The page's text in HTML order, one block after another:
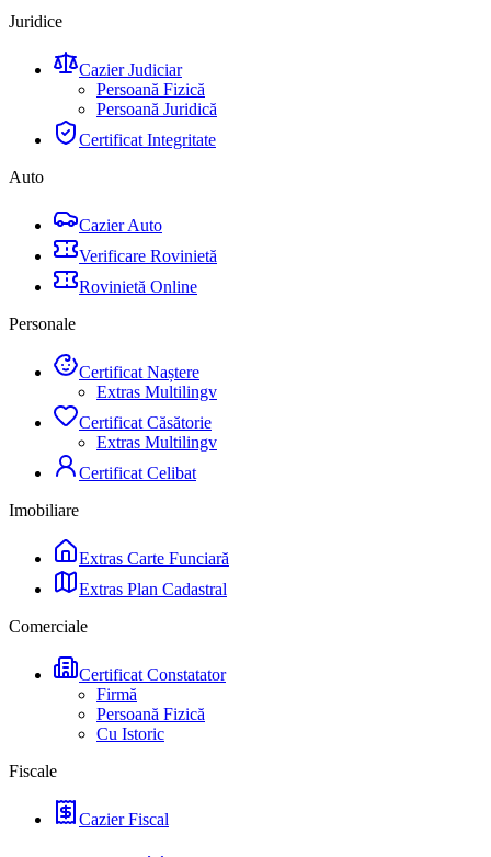
Juridice
Cazier Judiciar
Persoană Fizică
Persoană Juridică
Certificat Integritate
Auto
Cazier Auto
Verificare Rovinietă
Rovinietă Online
Personale
Certificat Naștere
Extras Multilingv
Certificat Căsătorie
Extras Multilingv
Certificat Celibat
Imobiliare
Extras Carte Funciară
Extras Plan Cadastral
Comerciale
Certificat Constatator
Firmă
Persoană Fizică
Cu Istoric
Fiscale
Cazier Fiscal